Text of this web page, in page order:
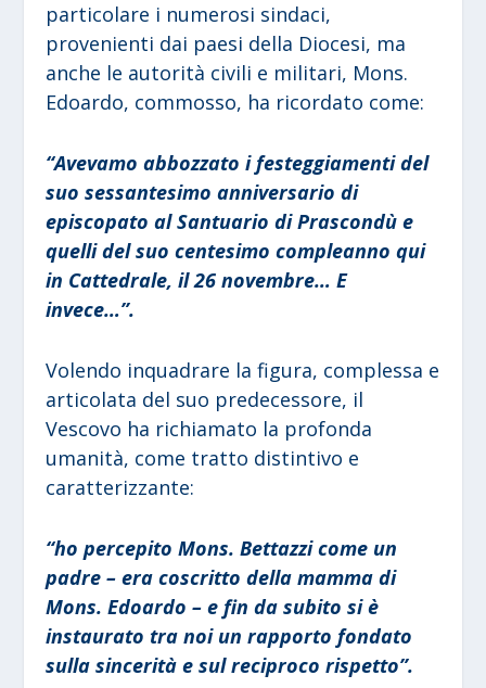
particolare i numerosi sindaci,
provenienti dai paesi della Diocesi, ma
anche le autorità civili e militari, Mons.
Edoardo, commosso, ha ricordato come:
“Avevamo abbozzato i festeggiamenti del
suo sessantesimo anniversario di
episcopato al Santuario di Prascondù e
quelli del suo centesimo compleanno qui
in Cattedrale, il 26 novembre… E
invece…”.
Volendo inquadrare la figura, complessa e
articolata del suo predecessore, il
Vescovo ha richiamato la profonda
umanità, come tratto distintivo e
caratterizzante:
“ho percepito Mons. Bettazzi come un
padre – era coscritto della mamma di
Mons. Edoardo – e fin da subito si è
instaurato tra noi un rapporto fondato
sulla sincerità e sul reciproco rispetto”.